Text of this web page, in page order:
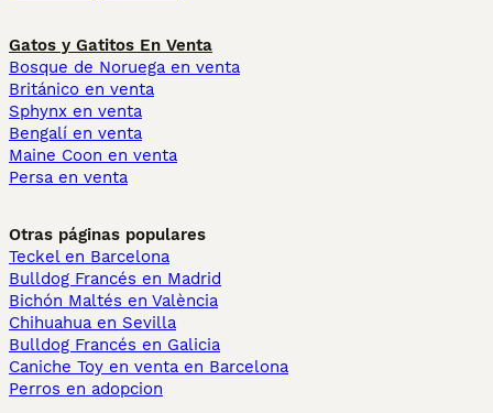
Gatos y Gatitos En Venta
Bosque de Noruega en venta
Británico en venta
Sphynx en venta
Bengalí en venta
Maine Coon en venta
Persa en venta
Otras páginas populares
Teckel en Barcelona
Bulldog Francés en Madrid
Bichón Maltés en València
Chihuahua en Sevilla
Bulldog Francés en Galicia
Caniche Toy en venta en Barcelona
Perros en adopcion